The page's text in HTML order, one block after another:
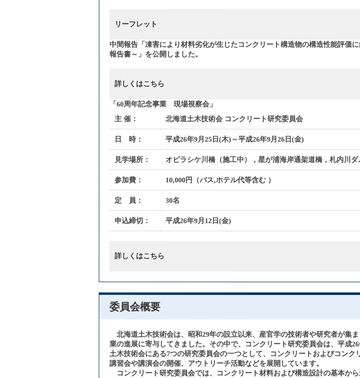
リーフレット
中間報告「凍害により材料劣化が生じたコンクリート構造物の構造性能評価
報告書～」を公開しました。
詳しくはこちら
「60周年記念事業 現場視察会」
主 催： 北海道土木技術会 コンクリート研究委員会
日 時： 平成26年9月25日(木)～平成26年9月26日(金)
見学場所： オビラシケ川橋（施工中），星が浦海岸通架道橋，札内川
参加費： 10,000円（バス,ホテル代等含む ）
定 員： 30名
申込締切： 平成26年9月12日(金)
詳しくはこちら
委員会概要
北海道土木技術会は、昭和29年の設立以来、産官学の技術者や研究者が集
業の進展に寄与してきました。その中で、コンクリート研究委員会は、平成
土木技術会にある7つの研究委員会の一つとして、コンクリートおよびコンク
講習会や講演会の開催、アウトリーチ活動などを展開しています。
コンクリート研究委員会では、コンクリート材料および構造設計の基本か